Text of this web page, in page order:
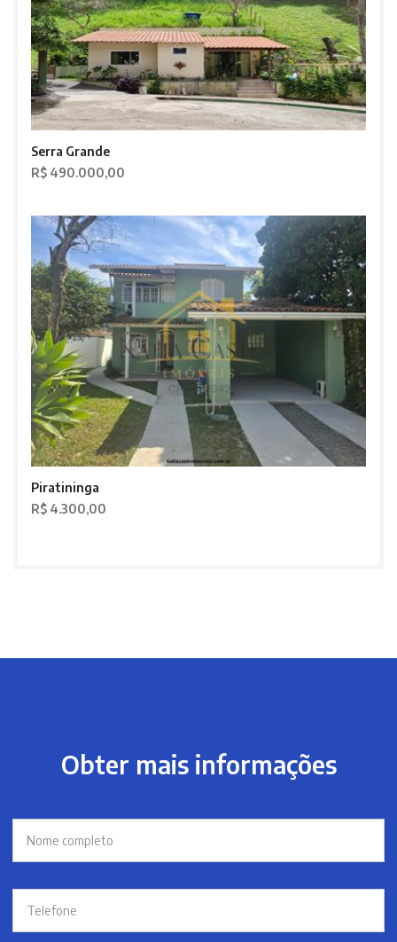
Serra Grande
R$ 490.000,00
Piratininga
R$ 4.300,00
Obter mais informações